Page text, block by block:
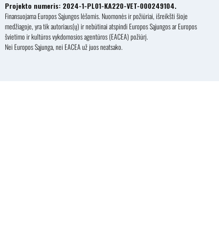
Projekto numeris: 2024-1-PL01-KA220-VET-000249104.
Finansuojama Europos Sąjungos lėšomis. Nuomonės ir požiūriai, išreikšti šioje
medžiagoje, yra tik autoriaus(ų) ir nebūtinai atspindi Europos Sąjungos ar Europos
švietimo ir kultūros vykdomosios agentūros (EACEA) požiūrį.
Nei Europos Sąjunga, nei EACEA už juos neatsako.